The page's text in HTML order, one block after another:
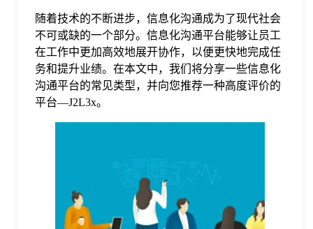
格
常
随着技术的不断进步，信息化沟通成为了现代社会
不可或缺的一个部分。信息化沟通平台能够让员工
在工作中更加高效地展开协作，以便更快地完成任
务和提升业绩。在本文中，我们将分享一些信息化
沟通平台的常见类型，并向您推荐一种高度评价的
平台—J2L3x。